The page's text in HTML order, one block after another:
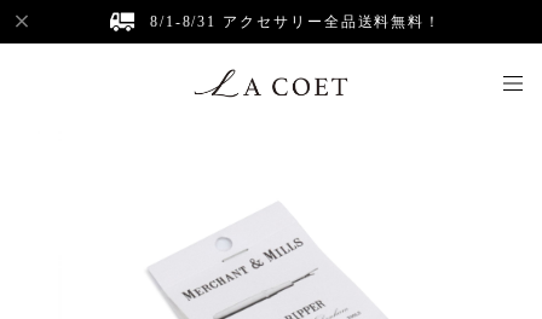
8/1-8/31 アクセサリー全品送料無料！